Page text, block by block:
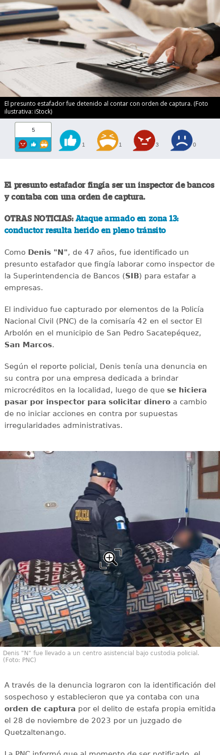
El presunto estafador fue detenido al contar con orden de captura. (Foto
ilustrativa: iStock)
5
1 1 3 0
El presunto estafador fingía ser un inspector de bancos
y contaba con una orden de captura.
OTRAS NOTICIAS: Ataque armado en zona 13:
conductor resulta herido en pleno tránsito
Como Denis "N", de 47 años, fue identificado un
presunto estafador que fingía laborar como inspector de
la Superintendencia de Bancos (SIB) para estafar a
empresas.
El individuo fue capturado por elementos de la Policía
Nacional Civil (PNC) de la comisaría 42 en el sector El
Arbolón en el municipio de San Pedro Sacatepéquez,
San Marcos.
Según el reporte policial, Denis tenía una denuncia en
su contra por una empresa dedicada a brindar
microcréditos en la localidad, luego de que se hiciera
pasar por inspector para solicitar dineroa cambio
de no iniciar acciones en contra por supuestas
irregularidades administrativas.
Denis "N" fue llevado a un centro asistencial bajo custodia policial.
(Foto: PNC)
A través de la denuncia lograron con la identificación del
sospechoso y establecieron que ya contaba con una
orden de captura por el delito de estafa propia emitida
el 28 de noviembre de 2023 por un juzgado de
Quetzaltenango.